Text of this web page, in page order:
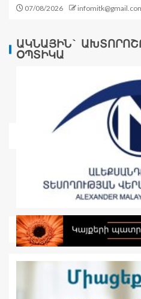
07/08/2026
ԱԿՆԱՅԻՆ`
ՕՊՏԻԿԱ